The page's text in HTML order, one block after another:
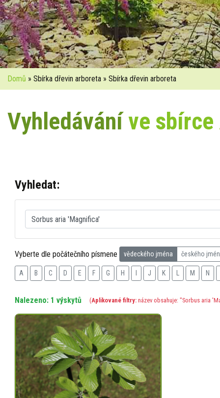
Domů » Sbírka dřevin arboreta » Sbírka dřevin arboreta
Vyhledáváníve sbírce
Vyhledat:
Vyberte dle počátečního písmene vědeckého jména českého
A B C D E F G H J K M N
Nalezeno: 1 výskytů (Aplikované filtry: název obsahuje: "Sorbus aria